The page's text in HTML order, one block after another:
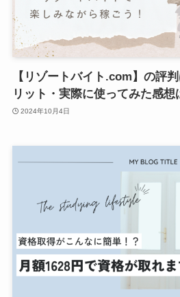
【リゾートバイト.com】の評
リット・実際に使ってみた感想
2024年10月4日